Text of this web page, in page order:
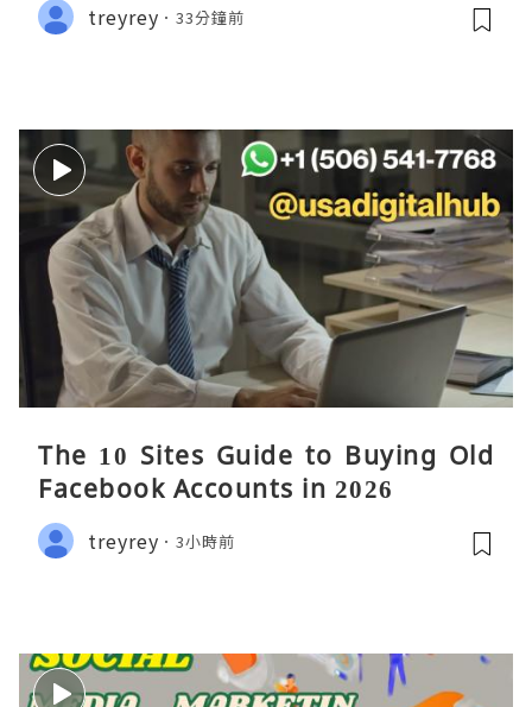
treyrey 33分鐘前
The 10 Sites Guide to Buying Old
Facebook Accounts in 2026
treyrey 3小時前